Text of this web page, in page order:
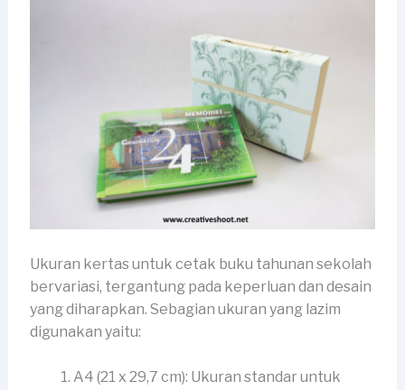
Ukuran kertas untuk cetak buku tahunan sekolah
bervariasi, tergantung pada keperluan dan desain
yang diharapkan. Sebagian ukuran yang lazim
digunakan yaitu:
A4 (21 x 29,7 cm): Ukuran standar untuk